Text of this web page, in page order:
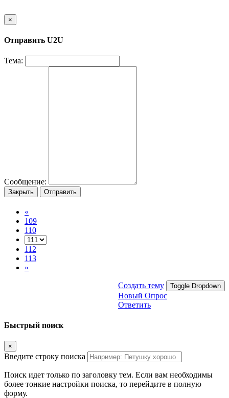
×
Отправить U2U
Тема:
Сообщение:
Закрыть Отправить
«
109
110
112
113
»
Создать тему Toggle Dropdown
Новый Опрос
Ответить
Быстрый поиск
×
Введите строку поиска
Поиск идет только по заголовку тем. Если вам необходимы
более тонкие настройки поиска, то перейдите в полную
форму.